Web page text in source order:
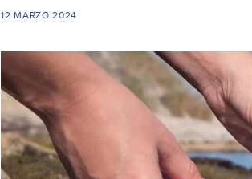
12 MARZO 2024